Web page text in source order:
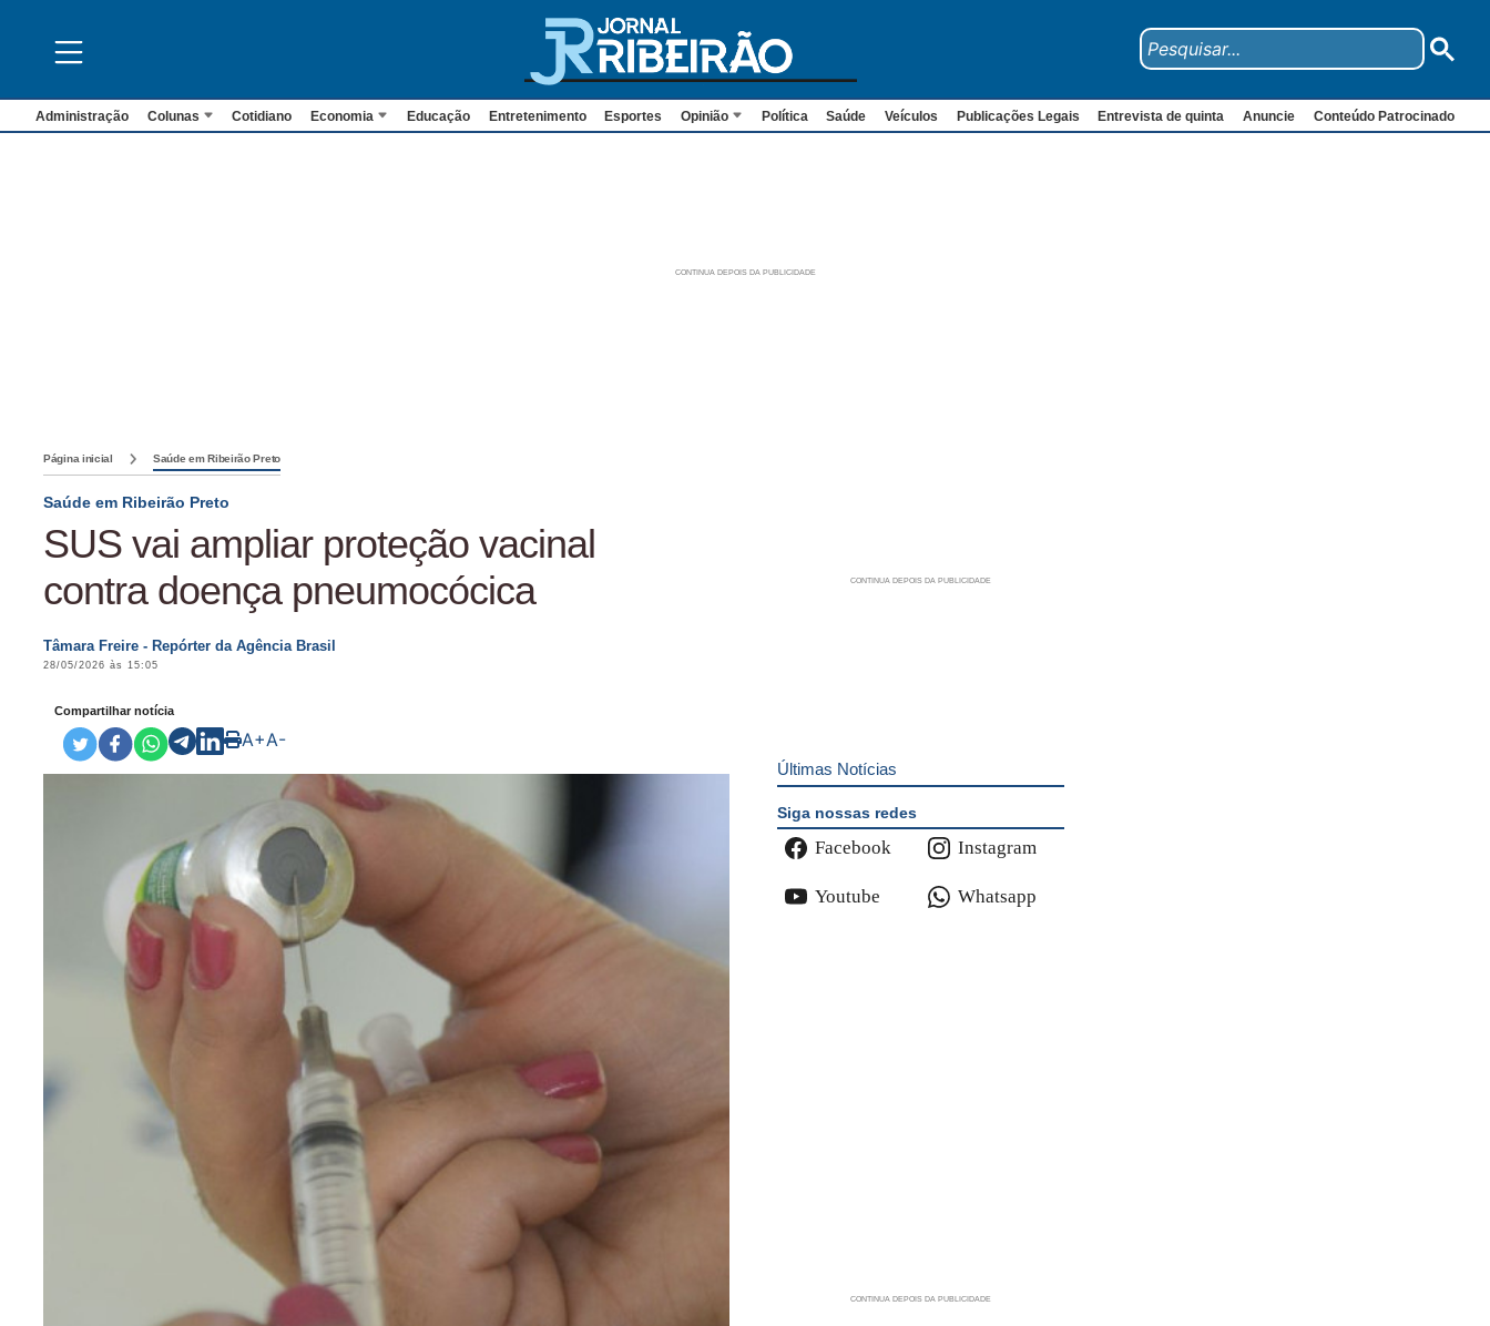
Administração Colunas Cotidiano Economia Educação Entretenimento Esportes Opinião Política Saúde Veículos Publicações Legais Entrevista de quinta Anuncie Conteúdo Patrocinado
Página inicial Saúde em Ribeirão Preto
Saúde em Ribeirão Preto
SUS vai ampliar proteção vacinal
contra doença pneumocócica
Tâmara Freire - Repórter da Agência Brasil
28/05/2026 às 15:05
Compartilhar notícia
A+A-
Últimas Notícias
Siga nossas redes
Facebook Instagram
Youtube Whatsapp